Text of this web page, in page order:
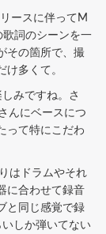
ースに伴ってM
詞のシーンを一
その箇所で、撮
多くて。
みですね。さ
んにベースにつ
って特にこだわ
はドラムやそれ
に合わせて録音
と同じ感覚で録
しか弾いてない